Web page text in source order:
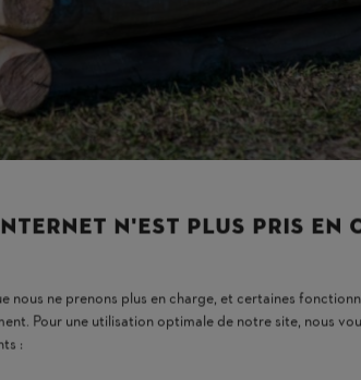
N'EST PLUS PRIS EN
nous ne prenons plus en charge, et certaines
Pour une utilisation optimale de notre site, nous
: